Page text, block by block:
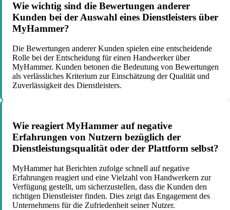
Wie wichtig sind die Bewertungen anderer
Kunden bei der Auswahl eines Dienstleisters über
MyHammer?
Die Bewertungen anderer Kunden spielen eine entscheidende
Rolle bei der Entscheidung für einen Handwerker über
MyHammer. Kunden betonen die Bedeutung von Bewertungen
als verlässliches Kriterium zur Einschätzung der Qualität und
Zuverlässigkeit des Dienstleisters.
Wie reagiert MyHammer auf negative
Erfahrungen von Nutzern bezüglich der
Dienstleistungsqualität oder der Plattform selbst?
MyHammer hat Berichten zufolge schnell auf negative
Erfahrungen reagiert und eine Vielzahl von Handwerkern zur
Verfügung gestellt, um sicherzustellen, dass die Kunden den
richtigen Dienstleister finden. Dies zeigt das Engagement des
Unternehmens für die Zufriedenheit seiner Nutzer.